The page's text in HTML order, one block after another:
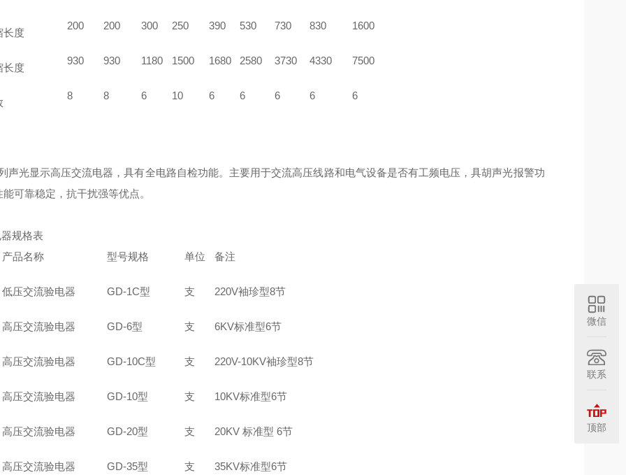
度
200 200 300 250 390 530 730 830 1600
度
930 930 1180 1500 1680 2580 3730 4330 7500
8 8 6 10 6 6 6 6 6
声光显示高压交流电器，具有全电路自检功能。主要用于交流高压线路和电气设备是否有工频电压，具胡声光报警功
可靠稳定，抗干扰强等优点。
规格表
产品名称 型号规格 单位 备注
低压交流验电器 GD-1C型 支 220V袖珍型8节
高压交流验电器 GD-6型 支 6KV标准型6节
高压交流验电器 GD-10C型 支 220V-10KV袖珍型8节
高压交流验电器 GD-10型 支 10KV标准型6节
高压交流验电器 GD-20型 支 20KV 标准型 6节
高压交流验电器 GD-35型 支 35KV标准型6节
微信
联系
顶部